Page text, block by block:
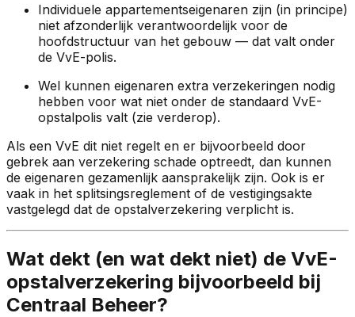
Individuele appartementseigenaren zijn (in principe)
niet afzonderlijk verantwoordelijk voor de
hoofdstructuur van het gebouw — dat valt onder
de VvE-polis.
Wel kunnen eigenaren extra verzekeringen nodig
hebben voor wat niet onder de standaard VvE-
opstalpolis valt (zie verderop).
Als een VvE dit niet regelt en er bijvoorbeeld door
gebrek aan verzekering schade optreedt, dan kunnen
de eigenaren gezamenlijk aansprakelijk zijn. Ook is er
vaak in het splitsingsreglement of de vestigingsakte
vastgelegd dat de opstalverzekering verplicht is.
Wat dekt (en wat dekt niet) de VvE-
opstalverzekering bijvoorbeeld bij
Centraal Beheer?